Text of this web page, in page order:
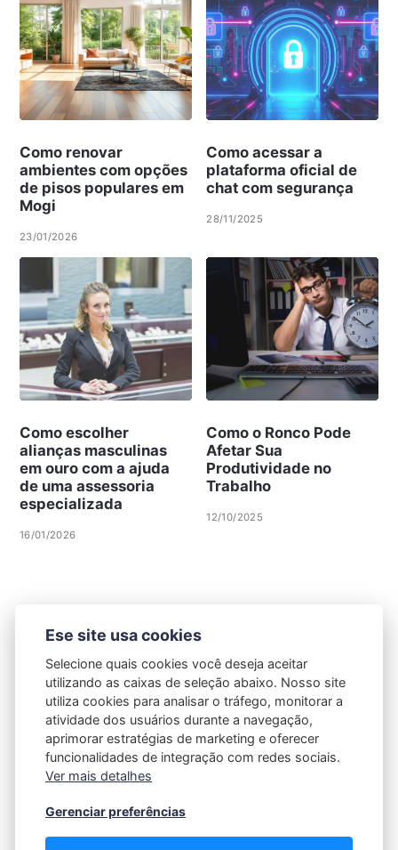
Como renovar
ambientes com opções
de pisos populares em
Mogi
23/01/2026
Como acessar a
plataforma oficial de
chat com segurança
28/11/2025
Como escolher
alianças masculinas
em ouro com a ajuda
de uma assessoria
especializada
16/01/2026
Como o Ronco Pode
Afetar Sua
Produtividade no
Trabalho
12/10/2025
Ese site usa cookies
Selecione quais cookies você deseja aceitar
utilizando as caixas de seleção abaixo. Nosso site
utiliza cookies para analisar o tráfego, monitorar a
atividade dos usuários durante a navegação,
aprimorar estratégias de marketing e oferecer
funcionalidades de integração com redes sociais.
Ver mais detalhes
Gerenciar preferências